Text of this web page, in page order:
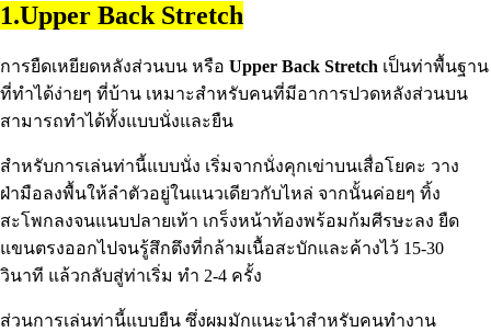
1.Upper Back Stretch
การยืดเหยียดหลังส่วนบน หรือ Upper Back Stretch เป็นท่าพื้นฐาน
ที่ทำได้ง่ายๆ ที่บ้าน เหมาะสำหรับคนที่มีอาการปวดหลังส่วนบน
สามารถทำได้ทั้งแบบนั่งและยืน
สำหรับการเล่นท่านี้แบบนั่ง เริ่มจากนั่งคุกเข่าบนเสื่อโยคะ วาง
ฝ่ามือลงพื้นให้ลำตัวอยู่ในแนวเดียวกับไหล่ จากนั้นค่อยๆ ทิ้ง
สะโพกลงจนแนบปลายเท้า เกร็งหน้าท้องพร้อมก้มศีรษะลง ยืด
แขนตรงออกไปจนรู้สึกตึงที่กล้ามเนื้อสะบักและค้างไว้ 15-30
วินาที แล้วกลับสู่ท่าเริ่ม ทำ 2-4 ครั้ง
ส่วนการเล่นท่านี้แบบยืน ซึ่งผมมักแนะนำสำหรับคนทำงาน